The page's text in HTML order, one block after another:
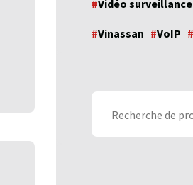
Vidéo surveillance
Vinassan VoIP
pour :